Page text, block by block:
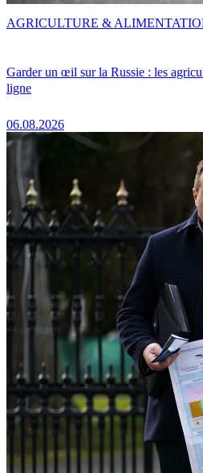
Garder un œil sur la Russie : les
ligne
06.08.2026
AGRICULTURE &